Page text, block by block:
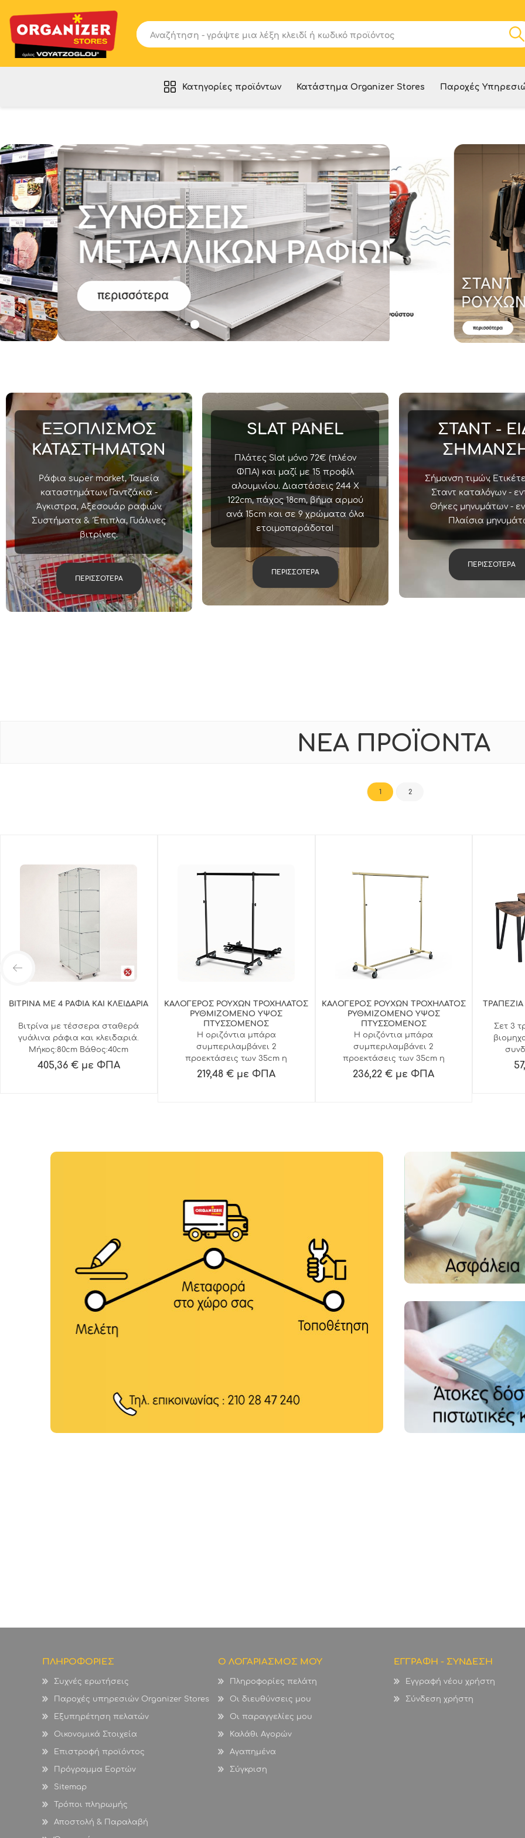
Κατηγορίες προϊόντων
ΕΞΟΠΛΙΣΜΟΣ ΑΠΟΘΗΚΗΣ
ΚΑΛΑΘΟΥΝΕΣ - ΣΤΑΝΤ - DISPLAY
ΚΟΥΚΛΕΣ - ΕΙΔΗ ΚΡΕΜΑΣΗΣ
ΣΤΑΝΤ - ΕΙΔΗ ΣΗΜΑΝΣΗΣ
ΚΑΡΟΤΣΙΑ - ΚΑΛΑΘΙΑ
ΣΑΚΟΥΛΕΣ - ΣΥΣΚΕΥΑΣΙΑ
ΧΡΗΣΙΜΑ ΠΡΟΪΟΝΤΑ
ΠΡΟΣΦΟΡΕΣ
Κατάστημα Organizer Stores Παροχές
ΕΞΟΠΛΙΣΜΟΣ
ΚΑΤΑΣΤΗΜΑΤΩΝ
Ράφια super market, Ταμεία
καταστημάτων, Γαντζάκια -
Άγκιστρα, Αξεσουάρ ραφιών,
Συστήματα & Έπιπλα, Γυάλινες
βιτρίνες.
ΠΕΡΙΣΣΟΤΕΡΑ
SLAT PANEL
Πλάτες Slat μόνο 72€ (πλέον
ΦΠΑ) και μαζί με 15 προφίλ
αλουμινίου. Διαστάσεις 244 Χ
122cm, πάχος 18cm, βήμα αρμού
ανά 15cm και σε 9 χρώματα όλα
ετοιμοπαράδοτα!
ΠΕΡΙΣΣΟΤΕΡΑ
ΣΤΑΝΤ -
Σήμανση τιμών,
Σταντ καταλόγων -
Θήκες μηνυμάτων -
Πλαίσια
ΠΕΡΙΣΣΟΤΕΡΑ
ΝΕΑ ΠΡΟΪΟΝΤΑ
1 2
ΒΙΤΡΙΝΑ ΜΕ 4 ΡΑΦΙΑ ΚΑΙ ΚΛΕΙΔΑΡΙΑ
Βιτρίνα με τέσσερα σταθερά
γυάλινα ράφια και κλειδαριά.
Μήκος:80cm Βάθος:40cm
Ύψος:180cm.
405,36 € με ΦΠΑ
ΚΑΛΟΓΕΡΟΣ ΡΟΥΧΩΝ ΤΡΟΧΗΛΑΤΟΣ
ΡΥΘΜΙΖΟΜΕΝΟ ΥΨΟΣ
ΠΤΥΣΣΟΜΕΝΟΣ
Η οριζόντια μπάρα
συμπεριλαμβάνει 2
προεκτάσεις των 35cm η
κάθε μία.Μεταλλικές ρόδες
με φρένο 80mm. Ρυθμιζόμενο
219,48 € με ΦΠΑ
ΚΑΛΟΓΕΡΟΣ ΡΟΥΧΩΝ ΤΡΟΧΗΛΑΤΟΣ
ΡΥΘΜΙΖΟΜΕΝΟ ΥΨΟΣ
ΠΤΥΣΣΟΜΕΝΟΣ
Η οριζόντια μπάρα
συμπεριλαμβάνει 2
προεκτάσεις των 35cm η
κάθε μία.Μεταλλικές ρόδες
με φρένο 80mm. Ρυθμιζόμενο
236,22 € με ΦΠΑ
Σετ 3
ΠΛΗΡΟΦΟΡΙΕΣ
Συχνές ερωτήσεις
Παροχές υπηρεσιών Organizer Stores
Εξυπηρέτηση πελατών
Οικονομικά Στοιχεία
Επιστροφή προϊόντος
Πρόγραμμα Εορτών
Sitemap
Τρόποι πληρωμής
Αποστολή & Παραλαβή
Ο ΛΟΓΑΡΙΑΣΜΟΣ ΜΟΥ
Πληροφορίες πελάτη
Οι διευθύνσεις μου
Οι παραγγελίες μου
Καλάθι Αγορών
Αγαπημένα
Σύγκριση
ΕΓΓΡΑΦΗ - ΣΥΝΔΕΣΗ
Εγγραφή νέου χρήστη
Σύνδεση χρήστη